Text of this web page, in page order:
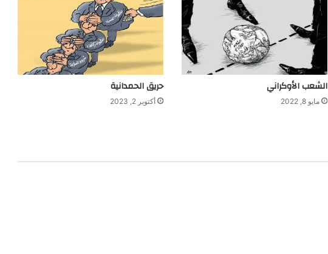
الشعب الأوكراني
مايو 8, 2022
حريق الحمدانية
أكتوبر 2, 2023